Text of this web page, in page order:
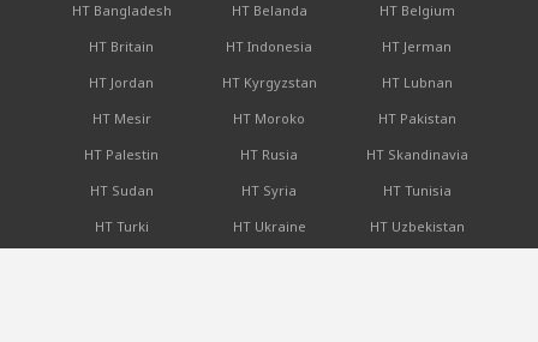
HT Bangladesh
HT Belanda
HT Belgium
HT Britain
HT Indonesia
HT Jerman
HT Jordan
HT Kyrgyzstan
HT Lubnan
HT Mesir
HT Moroko
HT Pakistan
HT Palestin
HT Rusia
HT Skandinavia
HT Sudan
HT Syria
HT Tunisia
HT Turki
HT Ukraine HT Uzbekistan